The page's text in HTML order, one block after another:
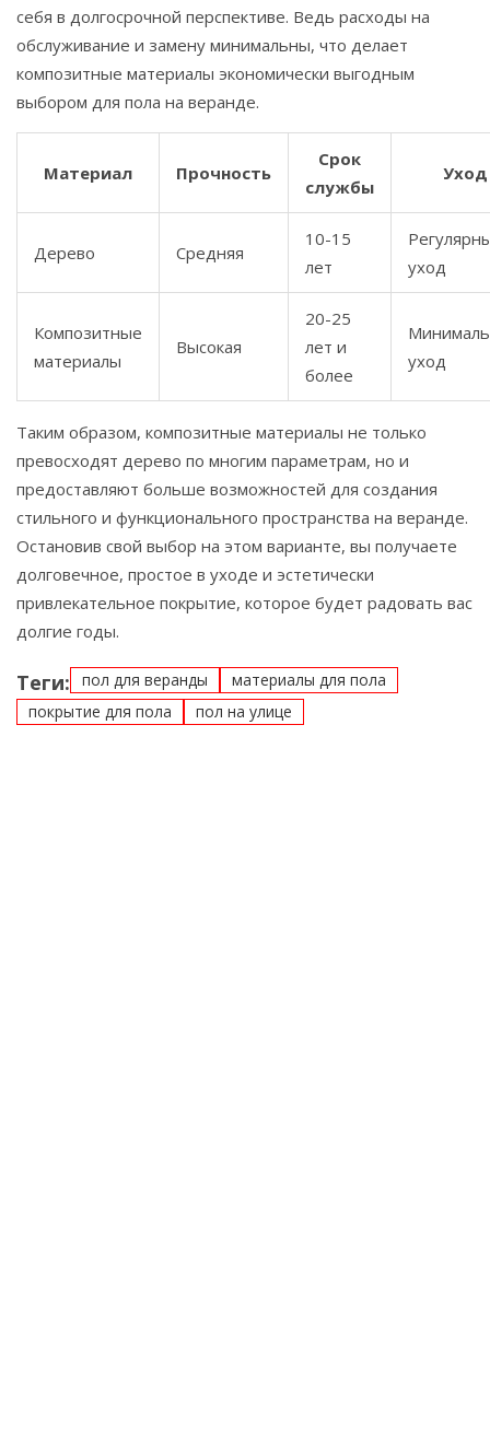
себя в долгосрочной перспективе. Ведь расходы на
обслуживание и замену минимальны, что делает
композитные материалы экономически выгодным
выбором для пола на веранде.
Материал Прочность
Срок
службы
Уход
Дерево Средняя
10-15
лет
уход
Композитные
материалы
Высокая
20-25
лет и
более
уход
Таким образом, композитные материалы не только
превосходят дерево по многим параметрам, но и
предоставляют больше возможностей для создания
стильного и функционального пространства на веранде.
Остановив свой выбор на этом варианте, вы получаете
долговечное, простое в уходе и эстетически
привлекательное покрытие, которое будет радовать вас
долгие годы.
Теги: пол для веранды
материалы для пола
покрытие для пола
пол на улице